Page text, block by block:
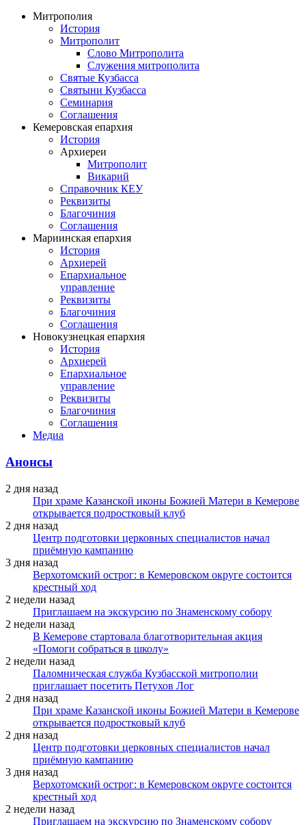
Митрополия
История
Митрополит
Слово Митрополита
Служения митрополита
Святые Кузбасса
Святыни Кузбасса
Семинария
Соглашения
Кемеровская епархия
История
Архиереи
Митрополит
Викарий
Справочник КЕУ
Реквизиты
Благочиния
Соглашения
Мариинская епархия
История
Архиерей
Епархиальное
управление
Реквизиты
Благочиния
Соглашения
Новокузнецкая епархия
История
Архиерей
Епархиальное
управление
Реквизиты
Благочиния
Соглашения
Медиа
Анонсы
2 дня назад
При храме Казанской иконы Божией Матери в Кемерове
открывается подростковый клуб
2 дня назад
Центр подготовки церковных специалистов начал
приёмную кампанию
3 дня назад
Верхотомский острог: в Кемеровском округе состоится
крестный ход
2 недели назад
Приглашаем на экскурсию по Знаменскому собору
2 недели назад
В Кемерове стартовала благотворительная акция
«Помоги собраться в школу»
2 недели назад
Паломническая служба Кузбасской митрополии
приглашает посетить Петухов Лог
2 дня назад
При храме Казанской иконы Божией Матери в Кемерове
открывается подростковый клуб
2 дня назад
Центр подготовки церковных специалистов начал
приёмную кампанию
3 дня назад
Верхотомский острог: в Кемеровском округе состоится
крестный ход
2 недели назад
Приглашаем на экскурсию по Знаменскому собору